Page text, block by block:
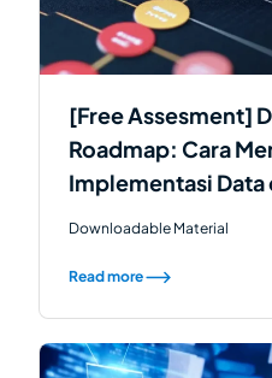
[Free Assesment]
Roadmap: Cara
Implementasi Data
Downloadable Material
Read more